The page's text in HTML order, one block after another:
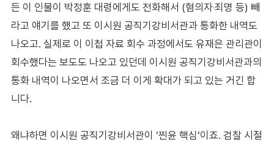
든 이 인물이 박정훈 대령에게도 전화해서 (혐의자‧죄명 등) 빼
라고 얘기를 했고 또 이시원 공직기강비서관과 통화한 내역도
나오고. 실제로 이 이첩 자료 회수 과정에서도 유재은 관리관이
회수했다는 보도도 나오고 있던데 이시원 공직기강비서관과의
통화 내역이 나오면서 조금 더 이게 확대가 되고 있는 거긴 합
니다.
왜냐하면 이시원 공직기강비서관이 ‘찐윤 핵심’이죠. 검찰 시절